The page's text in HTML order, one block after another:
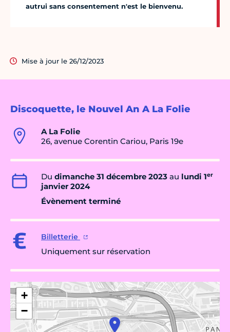
Discoquette, le Nouvel An A La Folie
A La Folie
26, avenue Corentin Cariou, Paris 19e
Du dimanche 31 décembre 2023 au lundi 1er
janvier 2024
Évènement terminé
Billetterie
Uniquement sur réservation
+
−
autrui sans consentement n'est le bienvenu.
Mise à jour le 26/12/2023